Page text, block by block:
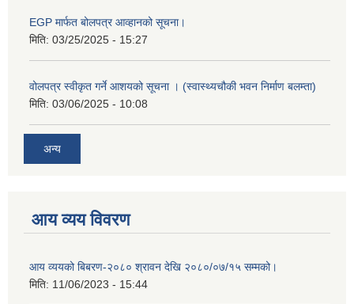
EGP मार्फत बोलपत्र आव्हानको सूचना।
मिति: 03/25/2025 - 15:27
वोलपत्र स्वीकृत गर्ने आशयको सूचना । (स्वास्थ्यचौकी भवन निर्माण बलम्ता)
मिति: 03/06/2025 - 10:08
अन्य
आय व्यय विवरण
आय व्ययको बिबरण-२०८० श्रावन देखि २०८०/०७/१५ सम्मको।
मिति: 11/06/2023 - 15:44